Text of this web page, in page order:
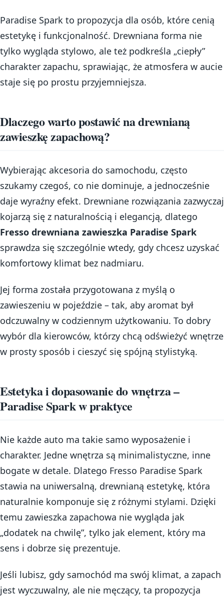
Paradise Spark to propozycja dla osób, które cenią
estetykę i funkcjonalność. Drewniana forma nie
tylko wygląda stylowo, ale też podkreśla „ciepły”
charakter zapachu, sprawiając, że atmosfera w aucie
staje się po prostu przyjemniejsza.
Dlaczego warto postawić na drewnianą
zawieszkę zapachową?
Wybierając akcesoria do samochodu, często
szukamy czegoś, co nie dominuje, a jednocześnie
daje wyraźny efekt. Drewniane rozwiązania zazwyczaj
kojarzą się z naturalnością i elegancją, dlatego
Fresso drewniana zawieszka Paradise Spark
sprawdza się szczególnie wtedy, gdy chcesz uzyskać
komfortowy klimat bez nadmiaru.
Jej forma została przygotowana z myślą o
zawieszeniu w pojeździe – tak, aby aromat był
odczuwalny w codziennym użytkowaniu. To dobry
wybór dla kierowców, którzy chcą odświeżyć wnętrze
w prosty sposób i cieszyć się spójną stylistyką.
Estetyka i dopasowanie do wnętrza –
Paradise Spark w praktyce
Nie każde auto ma takie samo wyposażenie i
charakter. Jedne wnętrza są minimalistyczne, inne
bogate w detale. Dlatego Fresso Paradise Spark
stawia na uniwersalną, drewnianą estetykę, która
naturalnie komponuje się z różnymi stylami. Dzięki
temu zawieszka zapachowa nie wygląda jak
„dodatek na chwilę”, tylko jak element, który ma
sens i dobrze się prezentuje.
Jeśli lubisz, gdy samochód ma swój klimat, a zapach
jest wyczuwalny, ale nie męczący, ta propozycja